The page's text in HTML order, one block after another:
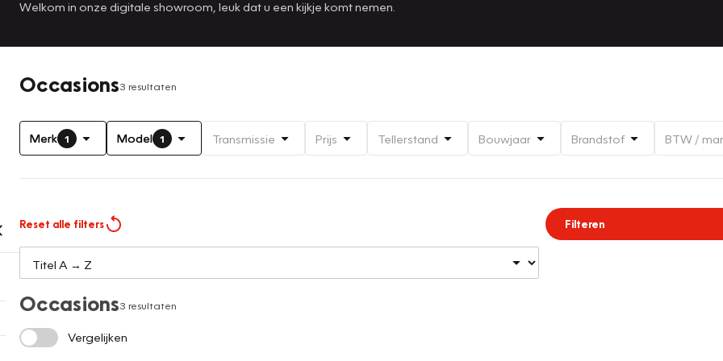
Welkom in onze digitale showroom, leuk dat u een kijkje komt nemen.
Occasions3 resultaten
Merk 1 Model 1 Transmissie Prijs Tellerstand Bouwjaar Brandstof BTW /
Reset alle filters Filteren
Occasions3 resultaten
Vergelijken